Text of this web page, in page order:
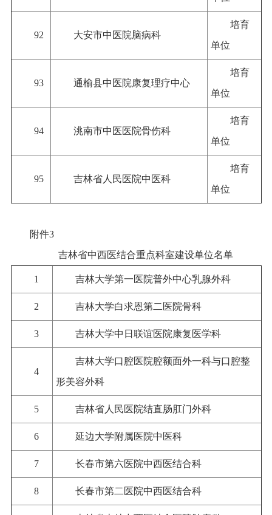
92 大安市中医院脑病科
培育
单位
93 通榆县中医院康复理疗中心
培育
单位
94 洮南市中医医院骨伤科
培育
单位
95 吉林省人民医院中医科
培育
单位
附件3
吉林省中西医结合重点科室建设单位名单
1 吉林大学第一医院普外中心乳腺外科
2 吉林大学白求恩第二医院骨科
3 吉林大学中日联谊医院康复医学科
4
吉林大学口腔医院腔额面外一科与口腔整
形美容外科
5 吉林省人民医院结直肠肛门外科
6 延边大学附属医院中医科
7 长春市第六医院中西医结合科
8 长春市第二医院中西医结合科